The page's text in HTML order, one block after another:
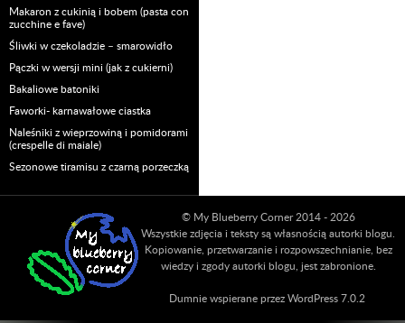
Makaron z cukinią i bobem (pasta con
zucchine e fave)
Śliwki w czekoladzie – smarowidło
Pączki w wersji mini (jak z cukierni)
Bakaliowe batoniki
Faworki- karnawałowe ciastka
Naleśniki z wieprzowiną i pomidorami
(crespelle di maiale)
Sezonowe tiramisu z czarną porzeczką
© My Blueberry Corner 2014 - 2026
Wszystkie zdjęcia i teksty są własnością autorki blogu.
Kopiowanie, przetwarzanie i rozpowszechnianie, bez
wiedzy i zgody autorki blogu, jest zabronione.
Dumnie wspierane przez WordPress 7.0.2